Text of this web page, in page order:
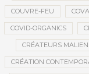
COUVRE-FEU
COVID-ORGANICS
CRÉATEURS
CRÉATION